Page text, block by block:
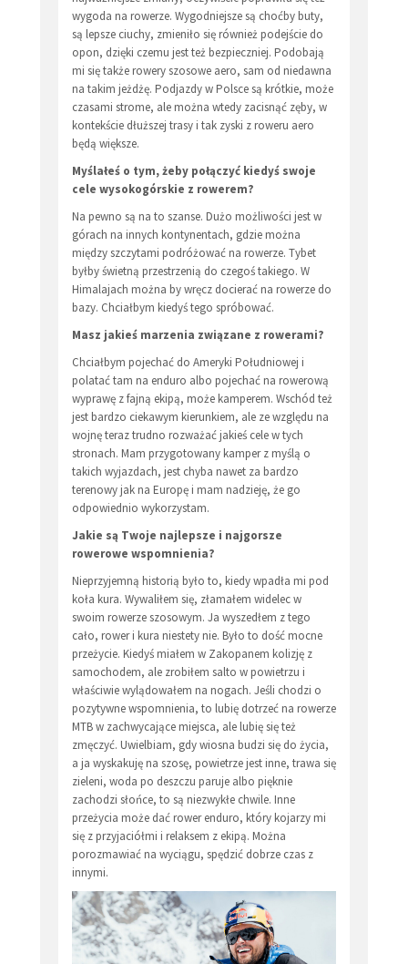
wygoda na rowerze. Wygodniejsze są choćby buty,
są lepsze ciuchy, zmieniło się również podejście do
opon, dzięki czemu jest też bezpieczniej. Podobają
mi się także rowery szosowe aero, sam od niedawna
na takim jeżdżę. Podjazdy w Polsce są krótkie, może
czasami strome, ale można wtedy zacisnąć zęby, w
kontekście dłuższej trasy i tak zyski z roweru aero
będą większe.
Myślałeś o tym, żeby połączyć kiedyś swoje
cele wysokogórskie z rowerem?
Na pewno są na to szanse. Dużo możliwości jest w
górach na innych kontynentach, gdzie można
między szczytami podróżować na rowerze. Tybet
byłby świetną przestrzenią do czegoś takiego. W
Himalajach można by wręcz docierać na rowerze do
bazy. Chciałbym kiedyś tego spróbować.
Masz jakieś marzenia związane z rowerami?
Chciałbym pojechać do Ameryki Południowej i
polatać tam na enduro albo pojechać na rowerową
wyprawę z fajną ekipą, może kamperem. Wschód też
jest bardzo ciekawym kierunkiem, ale ze względu na
wojnę teraz trudno rozważać jakieś cele w tych
stronach. Mam przygotowany kamper z myślą o
takich wyjazdach, jest chyba nawet za bardzo
terenowy jak na Europę i mam nadzieję, że go
odpowiednio wykorzystam.
Jakie są Twoje najlepsze i najgorsze
rowerowe wspomnienia?
Nieprzyjemną historią było to, kiedy wpadła mi pod
koła kura. Wywaliłem się, złamałem widelec w
swoim rowerze szosowym. Ja wyszedłem z tego
cało, rower i kura niestety nie. Było to dość mocne
przeżycie. Kiedyś miałem w Zakopanem kolizję z
samochodem, ale zrobiłem salto w powietrzu i
właściwie wylądowałem na nogach. Jeśli chodzi o
pozytywne wspomnienia, to lubię dotrzeć na rowerze
MTB w zachwycające miejsca, ale lubię się też
zmęczyć. Uwielbiam, gdy wiosna budzi się do życia,
a ja wyskakuję na szosę, powietrze jest inne, trawa się
zieleni, woda po deszczu paruje albo pięknie
zachodzi słońce, to są niezwykłe chwile. Inne
przeżycia może dać rower enduro, który kojarzy mi
się z przyjaciółmi i relaksem z ekipą. Można
porozmawiać na wyciągu, spędzić dobrze czas z
innymi.